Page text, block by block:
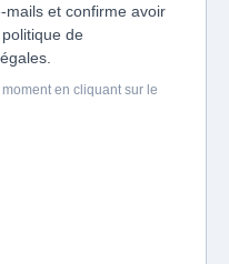
mails et confirme avoir
de
en cliquant sur le